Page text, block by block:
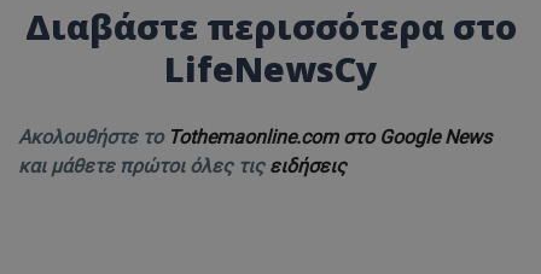
Διαβάστε περισσότερα στο
LifeNewsCy
Ακολουθήστε το Tothemaonline.com στο Google News
και μάθετε πρώτοι όλες τις ειδήσεις